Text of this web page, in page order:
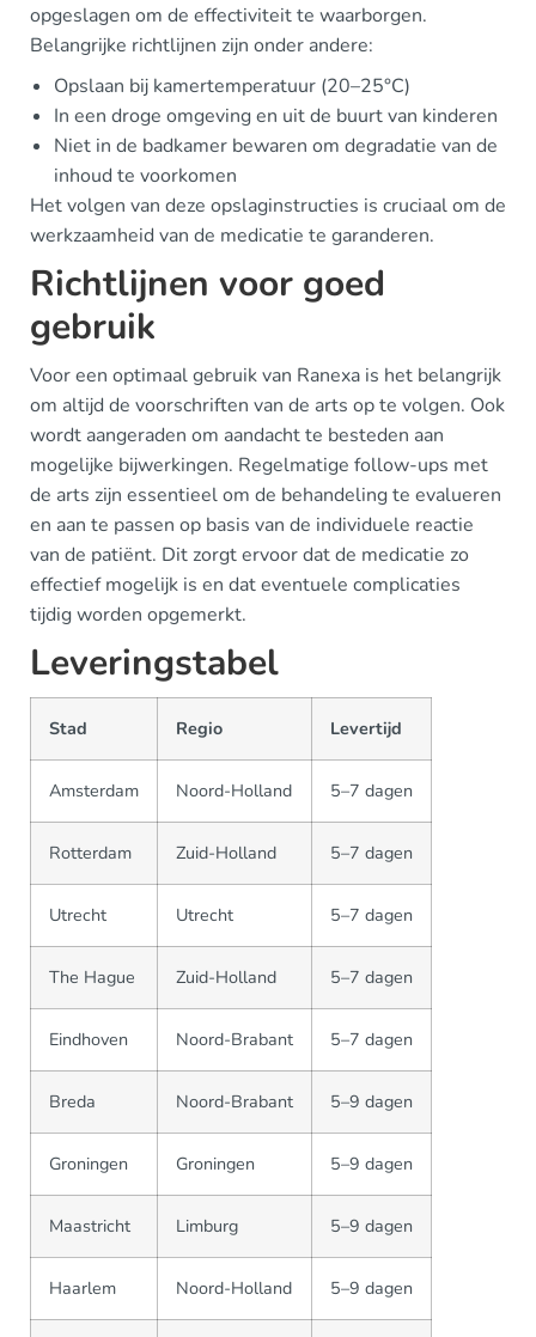
opgeslagen om de effectiviteit te waarborgen.
Belangrijke richtlijnen zijn onder andere:
Opslaan bij kamertemperatuur (20–25°C)
In een droge omgeving en uit de buurt van kinderen
Niet in de badkamer bewaren om degradatie van de
inhoud te voorkomen
Het volgen van deze opslaginstructies is cruciaal om de
werkzaamheid van de medicatie te garanderen.
Richtlijnen voor goed
gebruik
Voor een optimaal gebruik van Ranexa is het belangrijk
om altijd de voorschriften van de arts op te volgen. Ook
wordt aangeraden om aandacht te besteden aan
mogelijke bijwerkingen. Regelmatige follow-ups met
de arts zijn essentieel om de behandeling te evalueren
en aan te passen op basis van de individuele reactie
van de patiënt. Dit zorgt ervoor dat de medicatie zo
effectief mogelijk is en dat eventuele complicaties
tijdig worden opgemerkt.
Leveringstabel
Stad Regio Levertijd
Amsterdam Noord-Holland 5–7 dagen
Rotterdam Zuid-Holland 5–7 dagen
Utrecht Utrecht 5–7 dagen
The Hague Zuid-Holland 5–7 dagen
Eindhoven Noord-Brabant 5–7 dagen
Breda Noord-Brabant 5–9 dagen
Groningen Groningen 5–9 dagen
Maastricht Limburg 5–9 dagen
Haarlem Noord-Holland 5–9 dagen